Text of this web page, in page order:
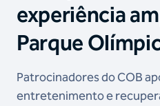
experiência
Parque
Patrocinadores do COB
entretenimento e